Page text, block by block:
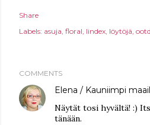
Share
Labels: asuja floral lindex löytöjä ootd
COMMENTS
Elena / Kauniimpi
Näytät tosi hyvältä! :)
tänään.